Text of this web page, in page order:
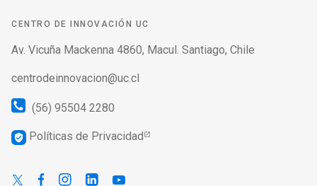
CENTRO DE INNOVACIÓN UC
Av. Vicuña Mackenna 4860, Macul. Santiago, Chile
centrodeinnovacion@uc.cl
(56) 95504 2280
verified_user Políticas de Privacidad